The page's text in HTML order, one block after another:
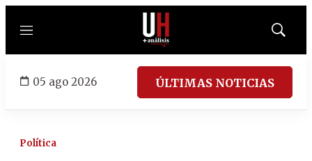
Menú
Mostrar
05 ago 2026 ÚLTIMAS NOTICIAS
Política